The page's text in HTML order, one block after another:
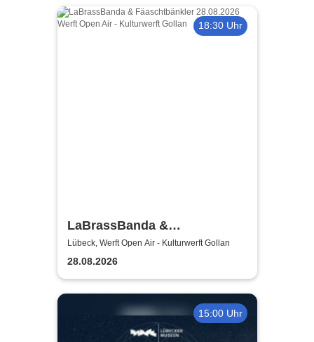
18:30 Uhr
LaBrassBanda &
Fäaschtbänkler
Lübeck, Werft Open Air - Kulturwerft Gollan
28.08.2026
15:00 Uhr